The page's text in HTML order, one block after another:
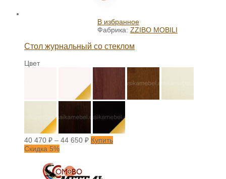
В избранное
Фабрика: ZZIBO MOBILI
Стол журнальный со стеклом
Цвет
40 470 ₽ – 44 650 ₽ Купить
Скидка 5%